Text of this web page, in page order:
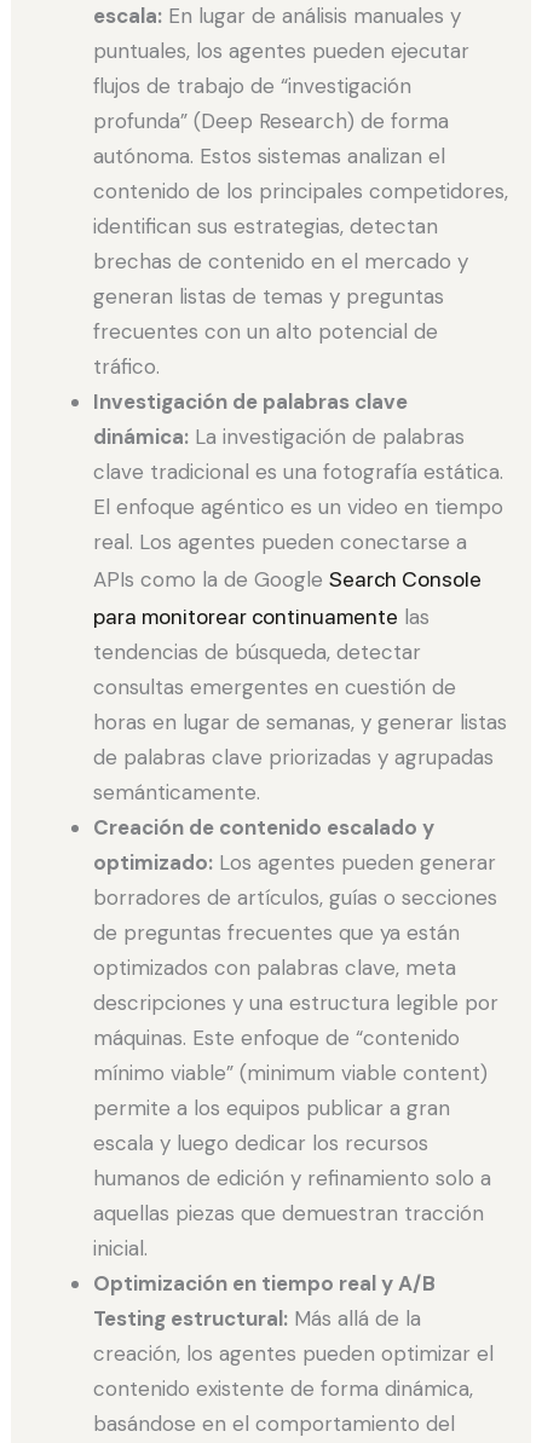
escala: En lugar de análisis manuales y
puntuales, los agentes pueden ejecutar
flujos de trabajo de “investigación
profunda” (Deep Research) de forma
autónoma. Estos sistemas analizan el
contenido de los principales competidores,
identifican sus estrategias, detectan
brechas de contenido en el mercado y
generan listas de temas y preguntas
frecuentes con un alto potencial de
tráfico.
Investigación de palabras clave
dinámica: La investigación de palabras
clave tradicional es una fotografía estática.
El enfoque agéntico es un video en tiempo
real. Los agentes pueden conectarse a
APIs como la de GoogleSearch Console
para monitorear continuamente las
tendencias de búsqueda, detectar
consultas emergentes en cuestión de
horas en lugar de semanas, y generar listas
de palabras clave priorizadas y agrupadas
semánticamente.
Creación de contenido escalado y
optimizado: Los agentes pueden generar
borradores de artículos, guías o secciones
de preguntas frecuentes que ya están
optimizados con palabras clave, meta
descripciones y una estructura legible por
máquinas. Este enfoque de “contenido
mínimo viable” (minimum viable content)
permite a los equipos publicar a gran
escala y luego dedicar los recursos
humanos de edición y refinamiento solo a
aquellas piezas que demuestran tracción
inicial.
Optimización en tiempo real y A/B
Testing estructural: Más allá de la
creación, los agentes pueden optimizar el
contenido existente de forma dinámica,
basándose en el comportamiento del